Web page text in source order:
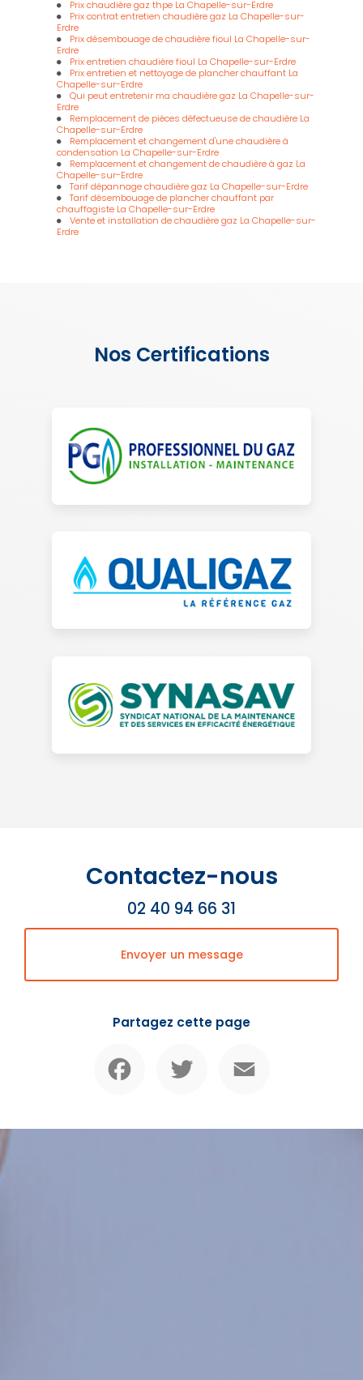
Prix chaudière gaz thpe La Chapelle-sur-Erdre
Prix contrat entretien chaudière gaz La Chapelle-sur-
Erdre
Prix désembouage de chaudière fioul La Chapelle-sur-
Erdre
Prix entretien chaudière fioul La Chapelle-sur-Erdre
Prix entretien et nettoyage de plancher chauffant La
Chapelle-sur-Erdre
Qui peut entretenir ma chaudière gaz La Chapelle-sur-
Erdre
Remplacement de pièces défectueuse de chaudière La
Chapelle-sur-Erdre
Remplacement et changement d'une chaudière à
condensation La Chapelle-sur-Erdre
Remplacement et changement de chaudière à gaz La
Chapelle-sur-Erdre
Tarif dépannage chaudière gaz La Chapelle-sur-Erdre
Tarif désembouage de plancher chauffant par
chauffagiste La Chapelle-sur-Erdre
Vente et installation de chaudière gaz La Chapelle-sur-
Erdre
Nos Certifications
Contactez-nous
02 40 94 66 31
Envoyer un message
Partagez cette page